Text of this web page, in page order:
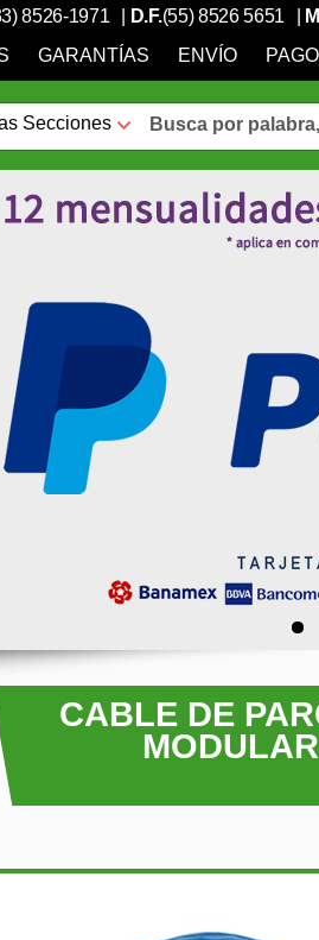
8526-1971 D.F.(55) 8526 5651
GARANTÍAS ENVÍO PAGO
CABLE DE